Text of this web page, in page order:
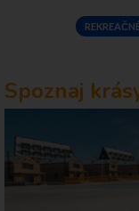
Spoznaj